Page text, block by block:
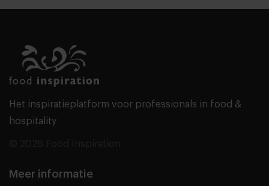
Het inspiratieplatform voor professionals in food &
hospitality
Meer informatie